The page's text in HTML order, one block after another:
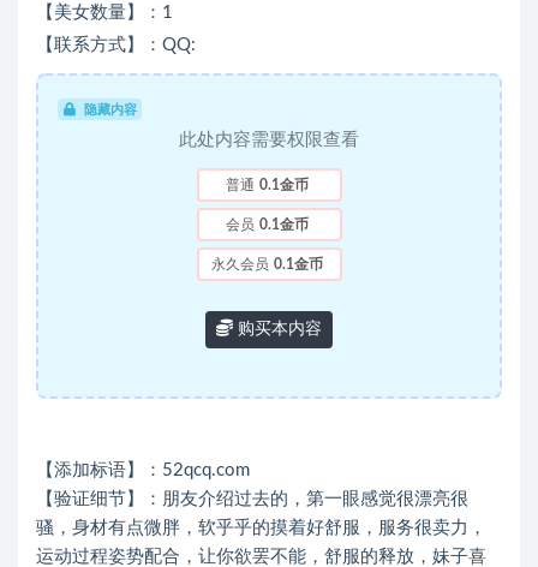
【美女数量】：1
【联系方式】：QQ:
隐藏内容
此处内容需要权限查看
普通 0.1金币
会员 0.1金币
永久会员 0.1金币
购买本内容
【添加标语】：52qcq.com
【验证细节】：朋友介绍过去的，第一眼感觉很漂亮很
骚，身材有点微胖，软乎乎的摸着好舒服，服务很卖力，
运动过程姿势配合，让你欲罢不能，舒服的释放，妹子喜